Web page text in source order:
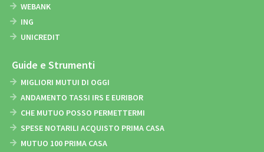
WEBANK
ING
UNICREDIT
Guide e Strumenti
MIGLIORI MUTUI DI OGGI
ANDAMENTO TASSI IRS E EURIBOR
CHE MUTUO POSSO PERMETTERMI
SPESE NOTARILI ACQUISTO PRIMA CASA
MUTUO 100 PRIMA CASA